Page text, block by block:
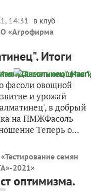
14:31 в клуб
«Агрофирма
Итоги
фасоли овощной
и урожай
в добрый
на ПМЖФасоль
Теперь о...
Тестирование семян
2021»
оптимизма.